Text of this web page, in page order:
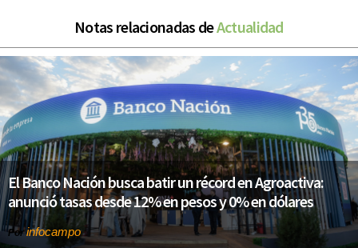
Notas relacionadas deActualidad
El Banco Nación busca batir un récord en Agroactiva:
anunció tasas desde 12% en pesos y 0% en dólares
Porinfocampo